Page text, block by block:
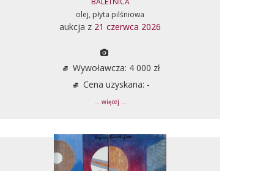
olej, płyta pilśniowa
aukcja z 21 czerwca 2026
Wywoławcza: 4 000 zł
Cena uzyskana: -
... więcej ...